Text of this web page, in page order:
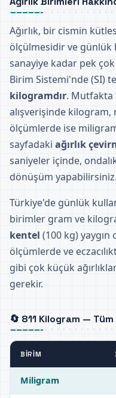
Ağırlık, bir cismin
ölçülmesidir ve
sanayiye kadar pek çok
Birim Sistemi'nde (SI)
kilogramdır.
alışverişinde kilogram,
ölçümlerde ise
sayfadaki ağırlık
saniyeler içinde,
dönüşüm yapabilirsiniz.
Türkiye'de günlük
birimler gram ve
kentel (100 kg) yaygın
ölçümlerde ve
gibi çok küçük
gerekir.
🔄 811 Kilogram — Tüm
BIRIM
Miligram